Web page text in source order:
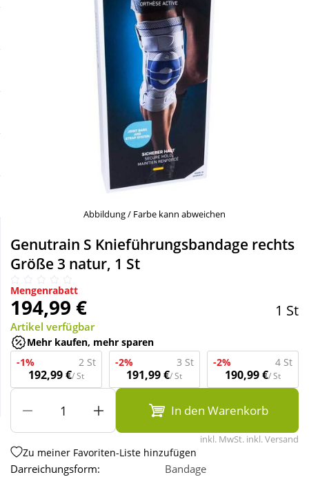
Körperpflege & Kosmetik
Natur & Homöopathie
Sanitätshaus
Sport & Fitness
Tierbedarf
Wellness
Abbildung / Farbe kann abweichen
Genutrain S Knieführungsbandage rechts
Größe 3 natur, 1 St
Mengenrabatt
194,99 € 1 St
Artikel verfügbar
Mehr kaufen, mehr sparen
-1%
2 St
192,99 €/ St
-2% 3 St
191,99 €/ St
-2% 4 St
190,99 €/ St
In den Warenkorb
inkl. MwSt. inkl. Versand
Zu meiner Favoriten-Liste hinzufügen
Darreichungsform:
Bandage